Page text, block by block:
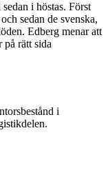
i höstas. Först
sedan de svenska,
Edberg menar att
på rätt sida
i